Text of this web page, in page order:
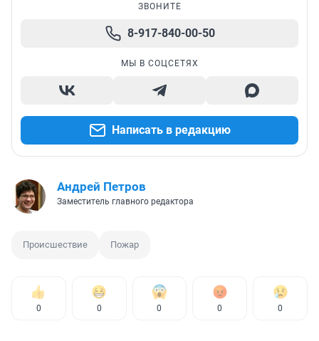
ЗВОНИТЕ
8-917-840-00-50
МЫ В СОЦСЕТЯХ
Написать в редакцию
Андрей Петров
Заместитель главного редактора
Происшествие Пожар
0 0 0 0 0